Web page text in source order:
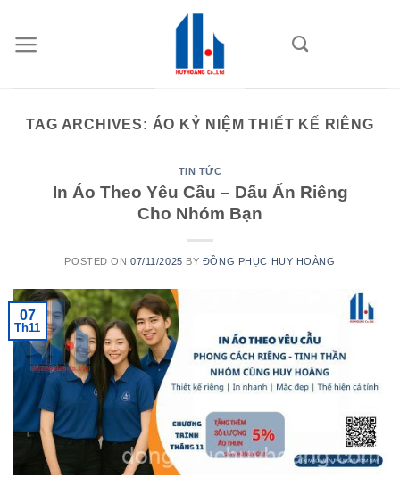
content
TAG ARCHIVES: ÁO KỶ NIỆM THIẾT KẾ RIÊNG
TIN TỨC
In Áo Theo Yêu Cầu – Dấu Ấn Riêng
Cho Nhóm Bạn
POSTED ON07/11/2025 BY ĐỒNG PHỤC HUY HOÀNG
07
Th11